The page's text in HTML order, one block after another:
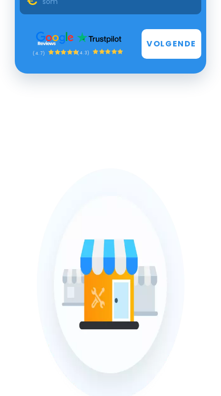
(4.7) (4.3)
VOLGENDE